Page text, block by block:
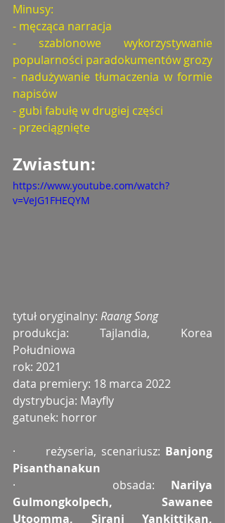
Minusy:
- męcząca narracja
- szablonowe wykorzystywanie
popularności paradokumentów grozy
- nadużywanie tłumaczenia w formie
napisów
- gubi fabułę w drugiej części
- przeciągnięte
Zwiastun:
https://www.youtube.com/watch?
v=VeJG1FHEQYM
tytuł oryginalny: Raang Song
produkcja: Tajlandia, Korea
Południowa
rok: 2021
data premiery: 18 marca 2022
dystrybucja: Mayfly
gatunek: horror
·      reżyseria, scenariusz: Banjong
Pisanthanakun
·      obsada: Narilya
Gulmongkolpech, Sawanee
Utoomma, Sirani Yankittikan,